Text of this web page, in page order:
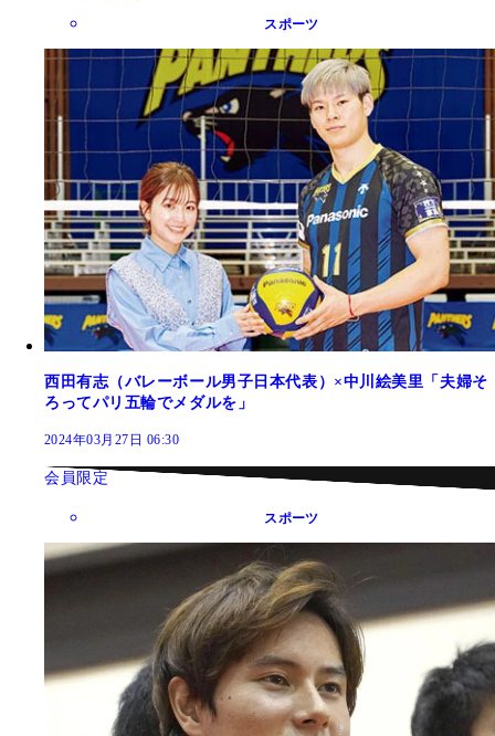
スポーツ
西田有志（バレーボール男子日本代表）×中川絵美里「夫婦そ
ろってパリ五輪でメダルを」
2024年03月27日 06:30
会員限定
スポーツ